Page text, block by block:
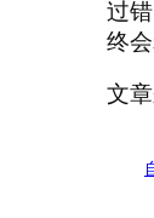
过
终会
文